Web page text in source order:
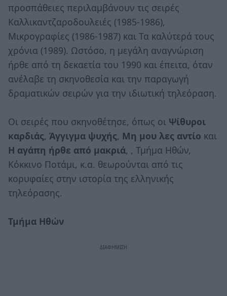
προσπάθειες περιλαμβάνουν τις σειρές
Καλλικαντζαροδουλειές (1985-1986),
Μικρογραφίες (1986-1987) και Τα καλύτερά τους
χρόνια (1989). Ωστόσο, η μεγάλη αναγνώριση
ήρθε από τη δεκαετία του 1990 και έπειτα, όταν
ανέλαβε τη σκηνοθεσία και την παραγωγή
δραματικών σειρών για την ιδιωτική τηλεόραση.
Οι σειρές που σκηνοθέτησε, όπως οι Ψίθυροι
καρδιάς, Άγγιγμα ψυχής, Μη μου λες αντίο και
Η αγάπη ήρθε από μακριά, , Τμήμα Ηθών,
Κόκκινο Ποτάμι, κ.α. θεωρούνται από τις
κορυφαίες στην ιστορία της ελληνικής
τηλεόρασης.
Τμήμα Ηθών